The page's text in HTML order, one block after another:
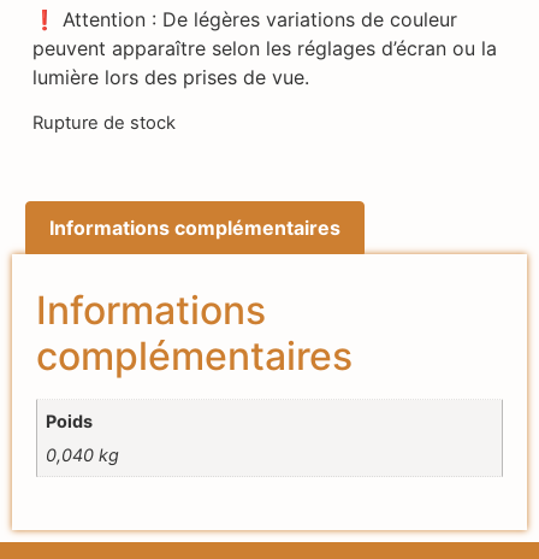
❗ Attention : De légères variations de couleur
peuvent apparaître selon les réglages d’écran ou la
lumière lors des prises de vue.
Rupture de stock
Informations complémentaires
Informations
complémentaires
Poids
0,040 kg